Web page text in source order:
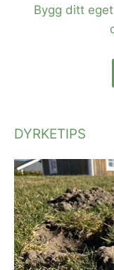
Bygg ditt
DYRKETIPS